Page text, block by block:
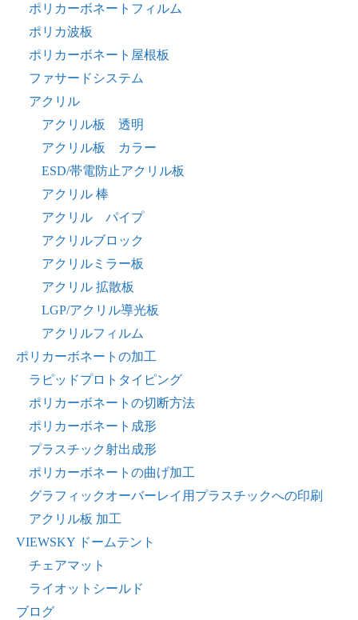
ポリカーボネートフィルム
ポリカ波板
ポリカーボネート屋根板
ファサードシステム
アクリル
アクリル板 透明
アクリル板 カラー
ESD/帯電防止アクリル板
アクリル 棒
アクリル パイプ
アクリルブロック
アクリルミラー板
アクリル 拡散板
LGP/アクリル導光板
アクリルフィルム
ポリカーボネートの加工
ラピッドプロトタイピング
ポリカーボネートの切断方法
ポリカーボネート成形
プラスチック射出成形
ポリカーボネートの曲げ加工
グラフィックオーバーレイ用プラスチックへの印刷
アクリル板 加工
VIEWSKY ドームテント
チェアマット
ライオットシールド
ブログ